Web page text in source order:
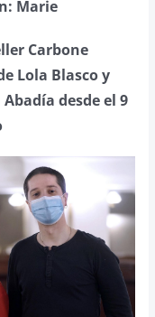
Marie
Carbone
Lola Blasco y
desde el 9